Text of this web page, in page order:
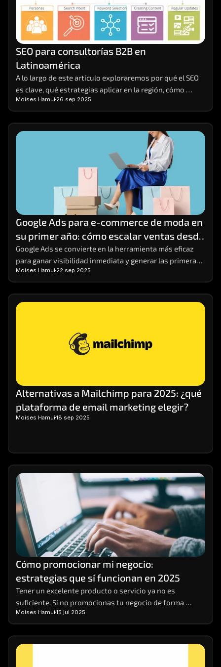
SEO para consultorías B2B en
Latinoamérica
A lo largo de este artículo exploraremos por qué el SEO
es clave, qué estrategias aplicar en la región, cómo
segmentar el mercado de manera efectiva y cómo medir
resultados de forma realista.
Moises Hamui 26 sep 2025
Google Ads para e-commerce de moda en
su primer año: cómo escalar ventas desde
cero
Google Ads se convierte en la herramienta más eficaz
para ganar visibilidad inmediata y generar las primeras
ventas.
Moises Hamui 22 sep 2025
Alternativas a Mailchimp para 2025: ¿qué
plataforma de email marketing elegir?
Moises Hamui 18 sep 2025
Cómo promocionar mi negocio:
estrategias que sí funcionan en 2025
Tener un excelente producto o servicio ya no es
suficiente. Si no promocionas tu negocio de forma
efectiva, es muy probable que pases desapercibido.
Hoy, competir en entornos digitales requiere una
estrategia sólida, basada en datos, visibilidad
Moises Hamui 15 jul 2025